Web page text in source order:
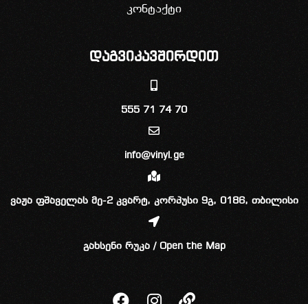
კონტაქტი
დაგვიკავშირდით
555 71 74 70
info@vinyl.ge
ვაჟა ფშაველას მე-2 კვარტ, კორპუსი 9გ, 0186, თბილისი
გახსენი რუკა / Open the Map